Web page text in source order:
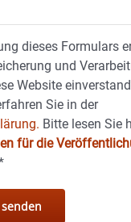
dieses Formulars
und
Website
Sie in der
Bitte lesen Sie
für die